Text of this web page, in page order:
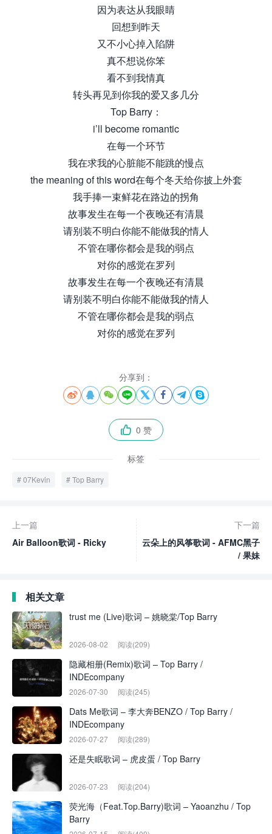
因为表达从我眼睛
回想到昨天
又不小心掉入陷阱
真不想说你笨
看不到我情真
转头再见到你我的爱又多几分
Top Barry：
i’ll become romantic
在每一个环节
我在求我的心脏能不能跳的慢点
the meaning of this word在每个冬天给你披上外套
我手捧一束鲜花在路边的拐角
故事发生在每一个夜晚还有清晨
请别装不明白你能不能做我的情人
不管在哪你都会是我的弱点
对你的感觉在罗列
故事发生在每一个夜晚还有清晨
请别装不明白你能不能做我的情人
不管在哪你都会是我的弱点
对你的感觉在罗列
分享到：
       
 0 赞
标签
07Kevin Top Barry
上一篇
Air Balloon歌词 - Ricky
下一篇
云朵上的风筝歌词 - AFMC黑子
/ 果妹
相关文章
trust me (Live)歌词 – 姚晓棠/Top Barry
2026-08-02 阅读(209)
隐藏相册(Remix)歌词 – Top Barry /
INDEcompany
2026-07-30 阅读(245)
Dats Me歌词 – 李大奔BENZO / Top Barry /
INDEcompany
2026-07-27 阅读(289)
还是失眠歌词 – 虎皮蛋 / Top Barry
2026-07-23 阅读(204)
荧光海（Feat.Top.Barry)歌词 – Yaoanzhu / Top
Barry